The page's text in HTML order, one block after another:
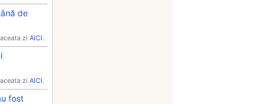
de
zi AICI.
zi AICI.
fost